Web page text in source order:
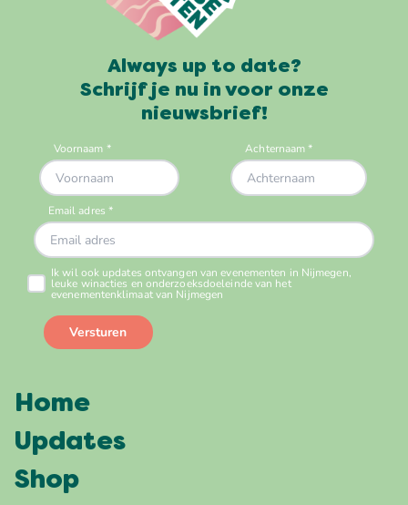
Always up to date?
Schrijf je nu in voor onze
nieuwsbrief!
Home
Updates
Shop